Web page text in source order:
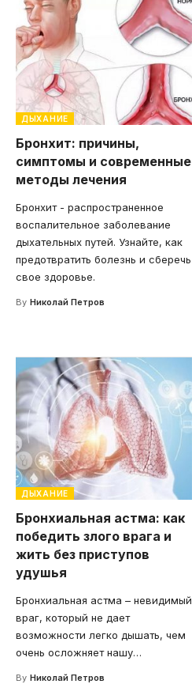
ДЫХАНИЕ
Бронхит: причины,
симптомы и современные
методы лечения
Бронхит - распространенное
воспалительное заболевание
дыхательных путей. Узнайте, как
предотвратить болезнь и сберечь
свое здоровье.
By Николай Петров
ДЫХАНИЕ
Бронхиальная астма: как
победить злого врага и
жить без приступов
удушья
Бронхиальная астма – невидимый
враг, который не дает
возможности легко дышать, чем
очень осложняет нашу…
By Николай Петров